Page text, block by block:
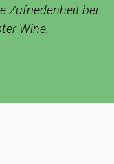
Zufriedenheit bei
Wine.